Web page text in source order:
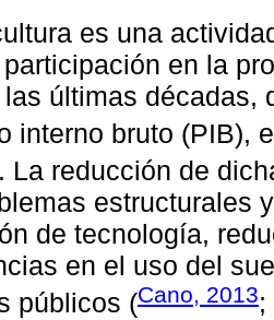
es una
en la
últimas décadas,
interno bruto (PIB),
La reducción de
estructurales
de tecnología,
en el uso del
públicos (Cano, 2013;